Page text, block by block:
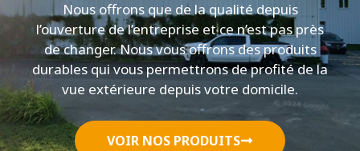
Nous offrons que de la qualité depuis
l’ouverture de l’entreprise et ce n’est pas près
de changer. Nous vous offrons des produits
durables qui vous permettrons de profité de la
vue extérieure depuis votre domicile.
VOIR NOS PRODUITS